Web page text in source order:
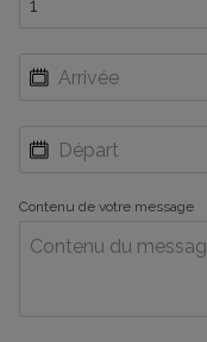
Contenu de votre message